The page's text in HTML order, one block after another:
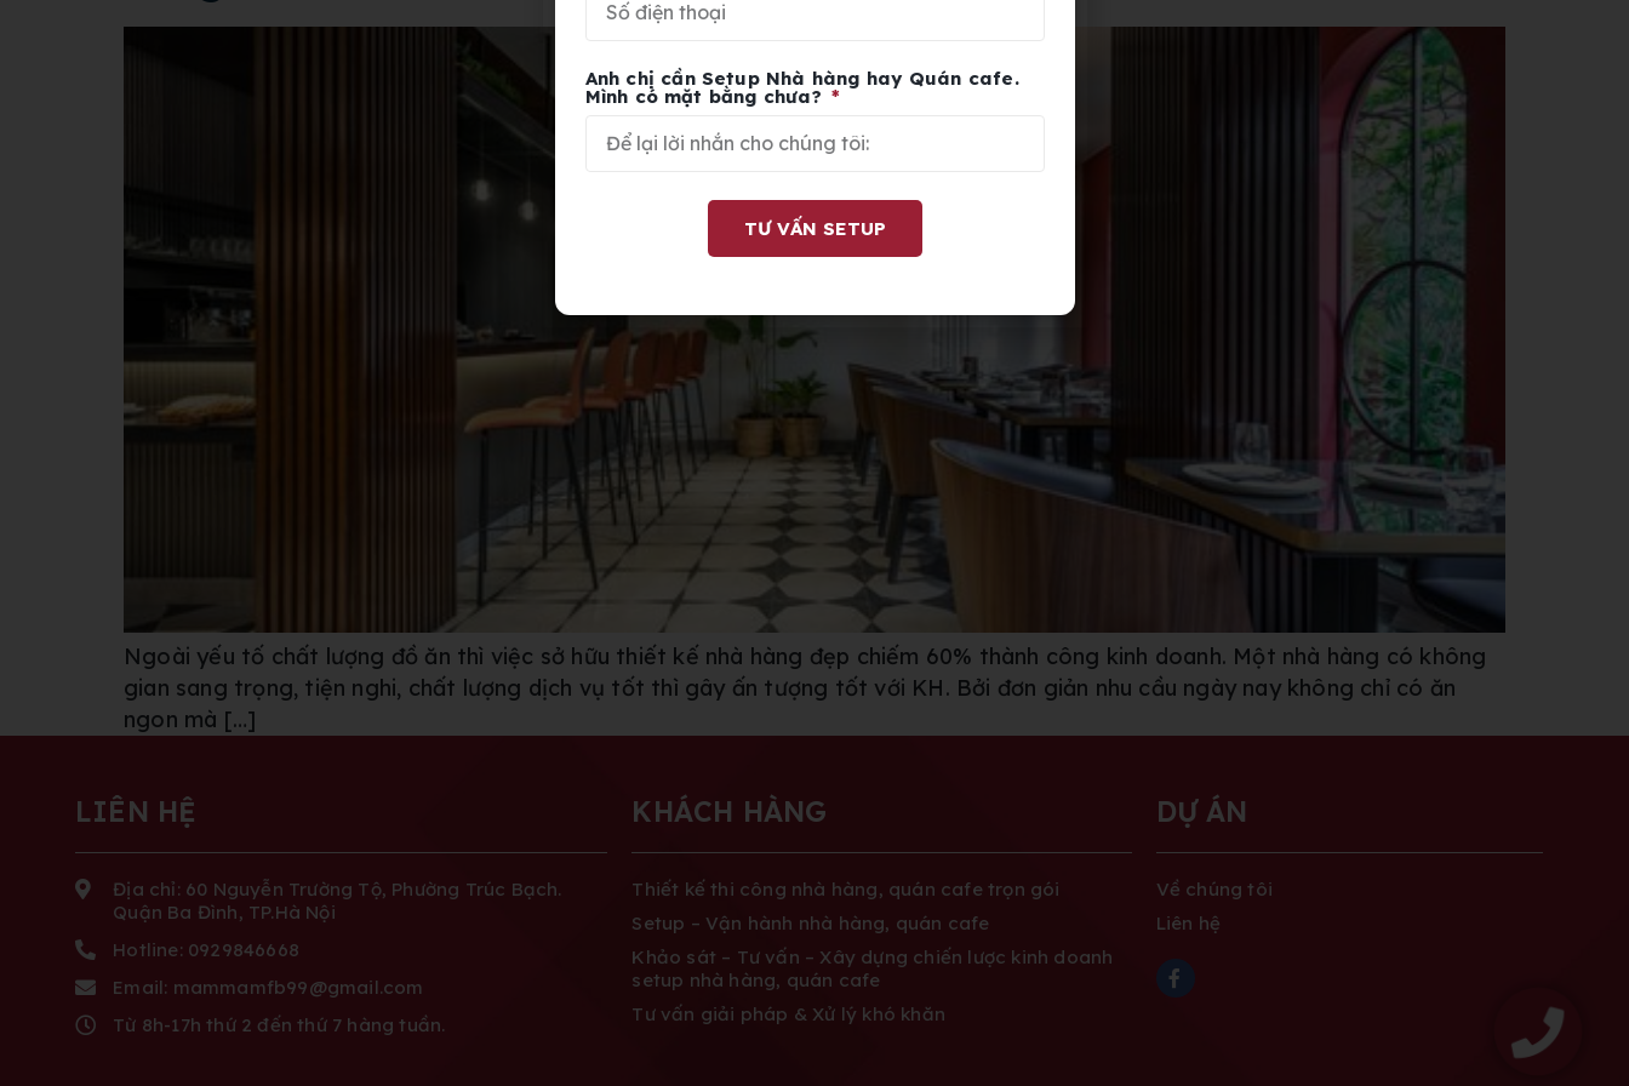
Ngoài yếu tố chất lượng đồ ăn thì việc sở hữu thiết kế nhà hàng đẹp chiếm 60% thành công kinh doanh. Một nhà hàng có không
gian sang trọng, tiện nghi, chất lượng dịch vụ tốt thì gây ấn tượng tốt với KH. Bởi đơn giản nhu cầu ngày nay không chỉ có ăn
ngon mà […]
LIÊN HỆ
Địa chỉ: 60 Nguyễn Trường Tộ, Phường Trúc Bạch.
Quận Ba Đình, TP.Hà Nội
Hotline: 0929846668
Email: mammamfb99@gmail.com
Từ 8h-17h thứ 2 đến thứ 7 hàng tuần.
KHÁCH HÀNG
Thiết kế thi công nhà hàng, quán cafe trọn gói
Setup – Vận hành nhà hàng, quán cafe
Khảo sát – Tư vấn – Xây dựng chiến lược kinh doanh
setup nhà hàng, quán cafe
Tư vấn giải pháp & Xử lý khó khăn
DỰ ÁN
Về chúng tôi
Liên hệ
Anh chị cần Setup Nhà hàng hay Quán cafe.
Mình có mặt bằng chưa?
TƯ VẤN SETUP